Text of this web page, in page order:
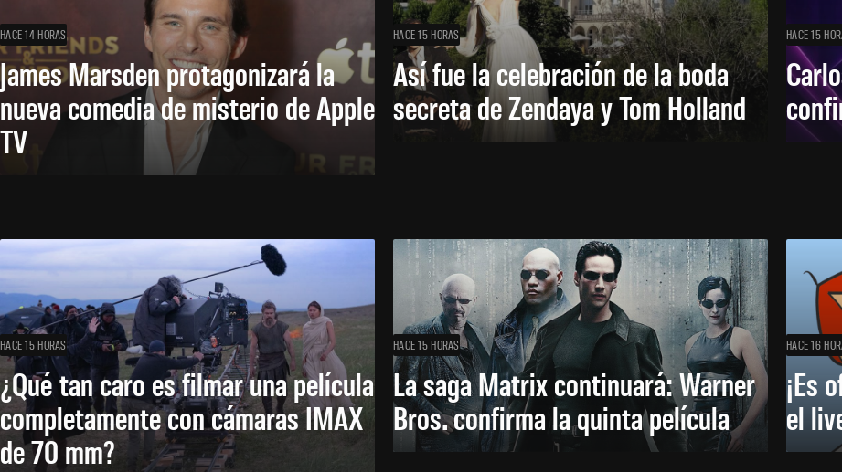
HACE 14 HORAS
James Marsden protagonizará la
nueva comedia de misterio de Apple
TV
HACE 15 HORAS
Así fue la celebración de la boda
secreta de Zendaya y Tom Holland
HACE 15
HACE 15 HORAS
¿Qué tan caro es filmar una película
completamente con cámaras IMAX
de 70 mm?
HACE 15 HORAS
La saga Matrix continuará: Warner
Bros. confirma la quinta película
HACE 16
¡Es
el